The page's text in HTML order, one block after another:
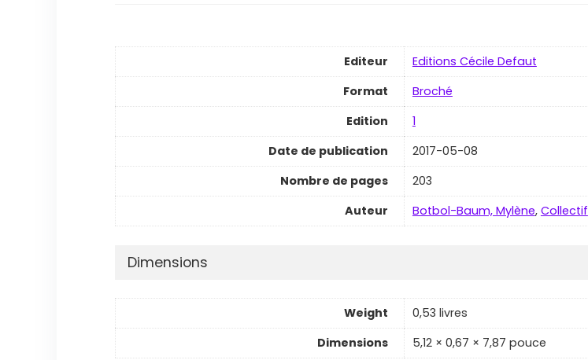
Editeur
Editions Cécile Defaut
Format
Broché
Edition
1
Date de publication
2017-05-08
Nombre de pages
203
Auteur
Botbol-Baum, Mylène, Collectif
Dimensions
Weight
0,53 livres
Dimensions
5,12 × 0,67 × 7,87 pouce